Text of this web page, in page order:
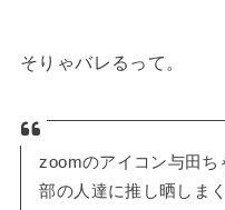
そりゃバレるって。
zoomのアイコン与田
部の人達に推し晒しま